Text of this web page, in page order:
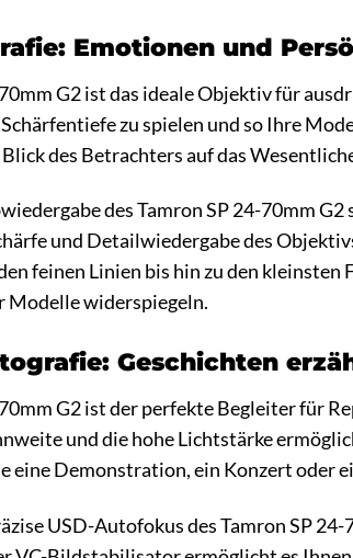
Emotionen und
G2 ist das ideale Objektiv für
zu spielen und so Ihre
des Betrachters auf das
des Tamron SP 24-70mm
und Detailwiedergabe des
feinen Linien bis hin zu den
Modelle widerspiegeln.
Geschichten
G2 ist der perfekte Begleiter für
und die hohe Lichtstärke
eine Demonstration, ein Konzert oder
USD-Autofokus des Tamron SP